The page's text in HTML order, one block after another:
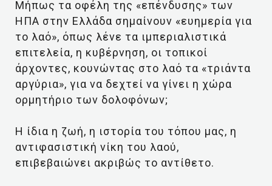
Μήπως τα οφέλη της «επένδυσης» των
ΗΠΑ στην Ελλάδα σημαίνουν «ευημερία για
το λαό», όπως λένε τα ιμπεριαλιστικά
επιτελεία, η κυβέρνηση, οι τοπικοί
άρχοντες, κουνώντας στο λαό τα «τριάντα
αργύρια», για να δεχτεί να γίνει η χώρα
ορμητήριο των δολοφόνων;
Η ίδια η ζωή, η ιστορία του τόπου μας, η
αντιφασιστική νίκη του λαού,
επιβεβαιώνει ακριβώς το αντίθετο.